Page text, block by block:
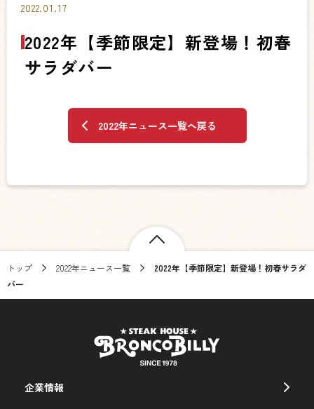
2022.01.17
2022年【季節限定】新登場！初春
サラダバー
2022年ニュース一覧へ戻る
トップ 2022年ニュース一覧
2022年【季節限定】新登場！初春サラダ
バー
企業情報